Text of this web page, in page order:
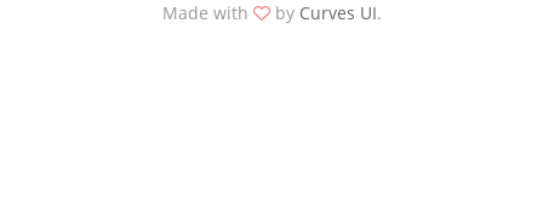
Made with
by Curves UI.